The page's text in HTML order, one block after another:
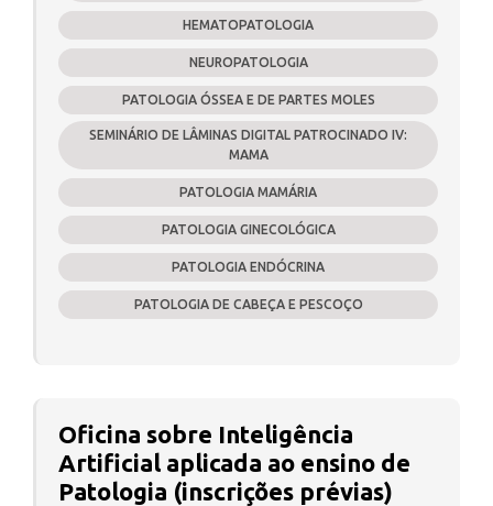
HEMATOPATOLOGIA
NEUROPATOLOGIA
PATOLOGIA ÓSSEA E DE PARTES MOLES
SEMINÁRIO DE LÂMINAS DIGITAL PATROCINADO IV:
MAMA
PATOLOGIA MAMÁRIA
PATOLOGIA GINECOLÓGICA
PATOLOGIA ENDÓCRINA
PATOLOGIA DE CABEÇA E PESCOÇO
Oficina sobre Inteligência
Artificial aplicada ao ensino de
Patologia (inscrições prévias)